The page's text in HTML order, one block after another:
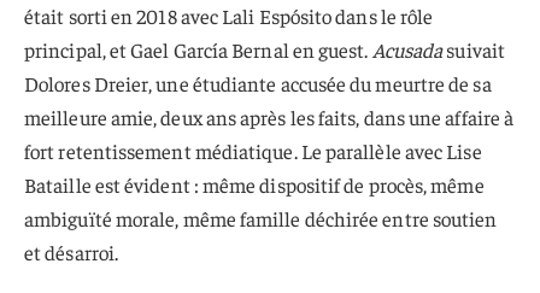
était sorti en 2018 avec Lali Espósito dans le rôle
principal, et Gael García Bernal en guest. Acusadasuivait
Dolores Dreier, une étudiante accusée du meurtre de sa
meilleure amie, deux ans après les faits, dans une affaire à
fort retentissement médiatique. Le parallèle avec Lise
Bataille est évident : même dispositif de procès, même
ambiguïté morale, même famille déchirée entre soutien
et désarroi.